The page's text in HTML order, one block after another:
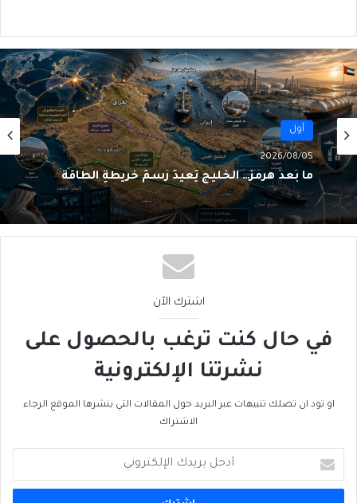
أول
2026/08/05
ما بَعدَ هرمز… الخليج يُعيدُ رَسمَ خريطةِ الطاقة
اشترك الآن
في حال كنت ترغب بالحصول على
نشرتنا الإلكترونية
او تود ان تصلك تنبيهات عبر البريد حول المقالات التي ينشرها الموقع الرجاء
الاشتراك
بريدك
الإلكتروني